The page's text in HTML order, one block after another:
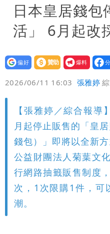
「終於能交代
白海豚颱風逼近
變強」 路徑分
日本皇居錢包
活」 6月起改
設為
贊助
我要
爆料
2026/06/11 16:03 張雅婷
【張雅婷／綜合報
月起停止販售的「皇
錢包）」即將以全新
公益財團法人菊葉文
行網路抽籤販售制度
次，1次限購1件，可
潮。